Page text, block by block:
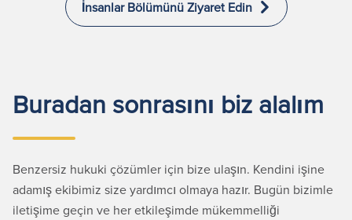
İnsanlar Bölümünü Ziyaret Edin
Buradan sonrasını biz alalım
Benzersiz hukuki çözümler için bize ulaşın. Kendini işine
adamış ekibimiz size yardımcı olmaya hazır. Bugün bizimle
iletişime geçin ve her etkileşimde mükemmelliği